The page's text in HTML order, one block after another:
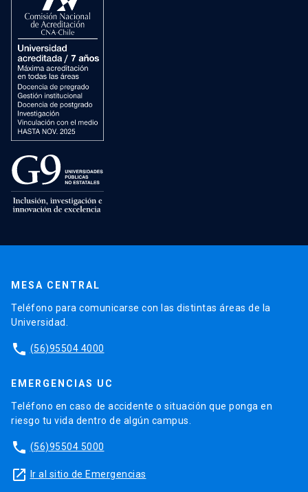
MESA CENTRAL
Teléfono para comunicarse con las distintas áreas de la
Universidad.
phone (56)95504 4000
EMERGENCIAS UC
Teléfono en caso de accidente o situación que ponga en
riesgo tu vida dentro de algún campus.
phone (56)95504 5000
launch Ir al sitio de Emergencias